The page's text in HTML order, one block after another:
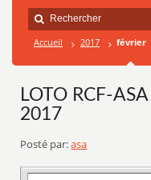
Accueil 2017 février
LOTO RCF-
2017
Posté par:asa